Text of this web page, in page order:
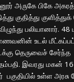
அருகே பிகே
குதித்து
பலியானார். 48
உடல்
தெருவைச் சேர்ந்த
இவரது மகன்
பகுதியில் உள்ள அரசு